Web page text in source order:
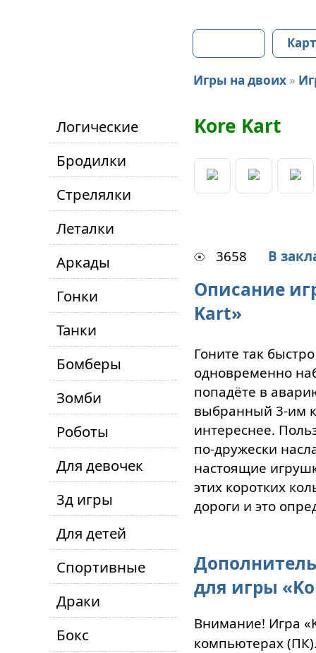
Игры на двоих »
Логические
Бродилки
Стрелялки
Леталки
Аркады
Гонки
Танки
Бомберы
Зомби
Роботы
Для девочек
3д игры
Для детей
Спортивные
Драки
Бокс
Kore Kart
3658 В
Описание
Kart»
Гоните так
одновременно
попадёте в
выбранный 3-им
интереснее.
по-дружески
настоящие
этих коротких
дороги и это
для игры
Внимание! Игра
компьютерах